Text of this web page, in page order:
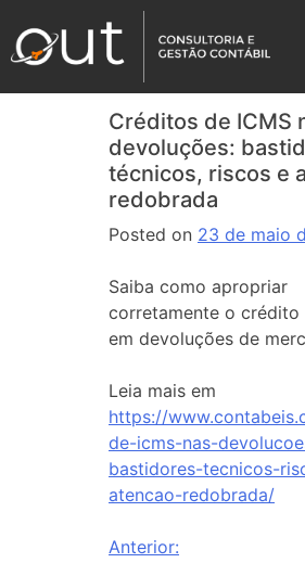
Créditos de ICMS
devoluções:
técnicos, riscos e
redobrada
Posted on 23 de maio
Saiba como apropriar
corretamente o crédito
em devoluções de
Leia mais em
https://
de-icms-nas-
bastidores-tecnicos-
atencao-redobrada/
Anterior: